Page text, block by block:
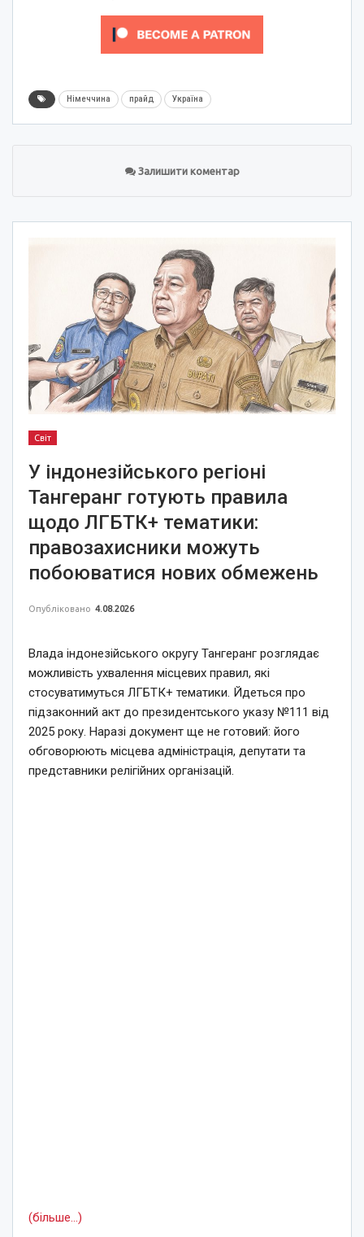
Німеччина прайд Україна
Залишити коментар
Світ
У індонезійського регіоні
Тангеранг готують правила
щодо ЛГБТК+ тематики:
правозахисники можуть
побоюватися нових обмежень
Опубліковано 4.08.2026
Влада індонезійського округу Тангеранг розглядає
можливість ухвалення місцевих правил, які
стосуватимуться ЛГБТК+ тематики. Йдеться про
підзаконний акт до президентського указу №111 від
2025 року. Наразі документ ще не готовий: його
обговорюють місцева адміністрація, депутати та
представники релігійних організацій.
(більше…)